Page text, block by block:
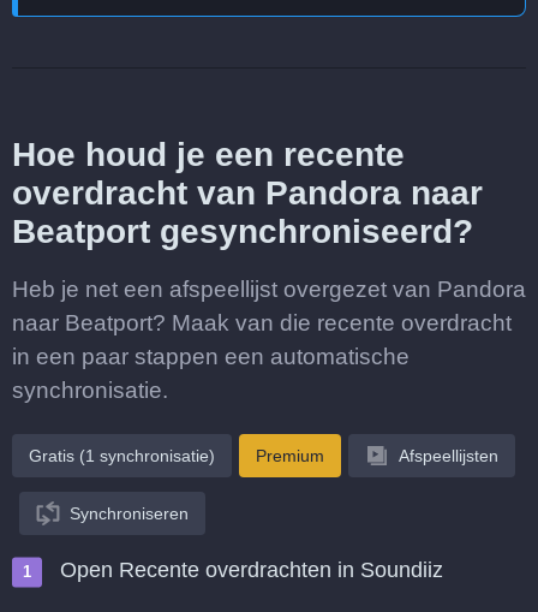
Hoe houd je een recente
overdracht van Pandora naar
Beatport gesynchroniseerd?
Heb je net een afspeellijst overgezet van Pandora
naar Beatport? Maak van die recente overdracht
in een paar stappen een automatische
synchronisatie.
Gratis (1 synchronisatie) Premium Afspeellijsten
Synchroniseren
Open Recente overdrachten in Soundiiz